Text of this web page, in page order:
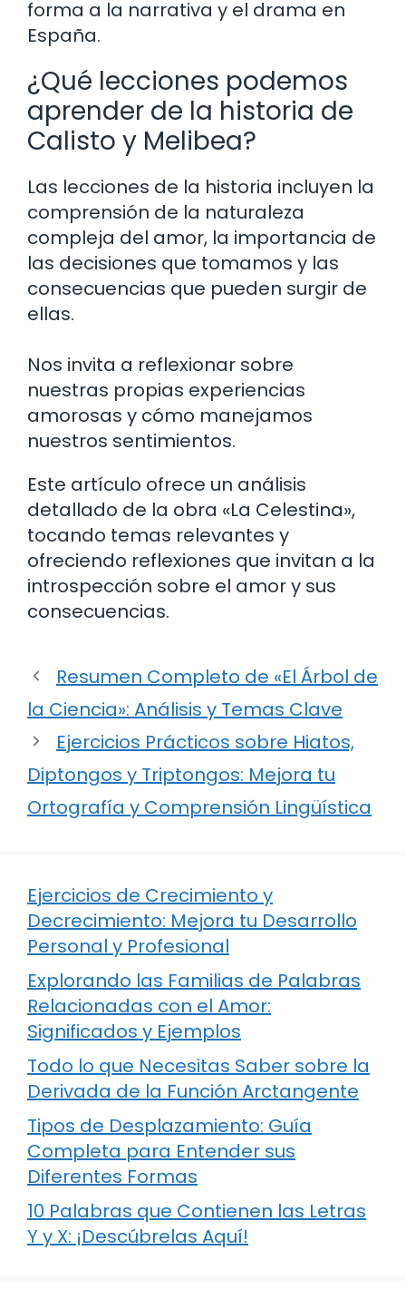
forma a la narrativa y el drama en
España.
¿Qué lecciones podemos
aprender de la historia de
Calisto y Melibea?
Las lecciones de la historia incluyen la
comprensión de la naturaleza
compleja del amor, la importancia de
las decisiones que tomamos y las
consecuencias que pueden surgir de
ellas.
Nos invita a reflexionar sobre
nuestras propias experiencias
amorosas y cómo manejamos
nuestros sentimientos.
Este artículo ofrece un análisis
detallado de la obra «La Celestina»,
tocando temas relevantes y
ofreciendo reflexiones que invitan a la
introspección sobre el amor y sus
consecuencias.
Resumen Completo de «El Árbol de
la Ciencia»: Análisis y Temas Clave
Ejercicios Prácticos sobre Hiatos,
Diptongos y Triptongos: Mejora tu
Ortografía y Comprensión Lingüística
Ejercicios de Crecimiento y
Decrecimiento: Mejora tu Desarrollo
Personal y Profesional
Explorando las Familias de Palabras
Relacionadas con el Amor:
Significados y Ejemplos
Todo lo que Necesitas Saber sobre la
Derivada de la Función Arctangente
Tipos de Desplazamiento: Guía
Completa para Entender sus
Diferentes Formas
10 Palabras que Contienen las Letras
Y y X: ¡Descúbrelas Aquí!